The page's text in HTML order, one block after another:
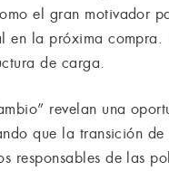
el gran motivador
en la próxima
de carga.
revelan una
que la transición
responsables de las